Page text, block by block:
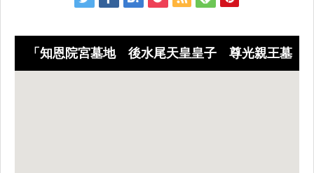
「知恩院宮墓地 後水尾天皇皇子 尊光親王墓